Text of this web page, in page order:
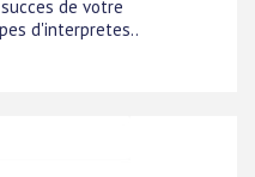
de votre
d'interpretes..